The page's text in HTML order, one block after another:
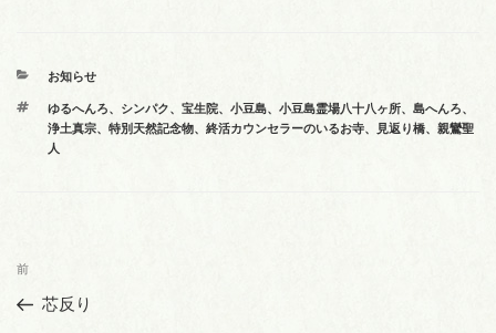
カ
ゴ
リ
ー
お知らせ
タ
グ
ゆるへんろ、 シンパク、 宝生院、 小豆島、 小豆島霊場八十八ヶ所、 島へんろ、
浄土真宗、 特別天然記念物、 終活カウンセラーのいるお寺、 見返り橋、 親鸞聖
人
投
ナ
前
の
前
芯反り